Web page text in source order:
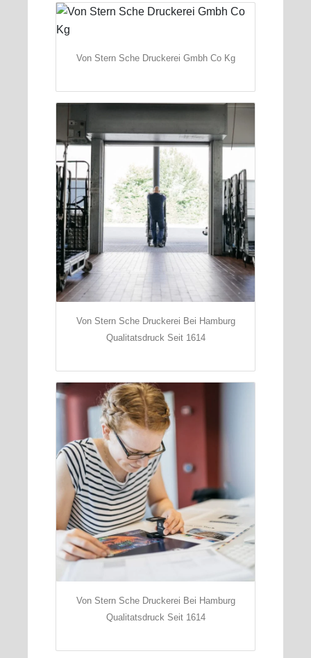
Von Stern Sche Druckerei Gmbh Co Kg
Von Stern Sche Druckerei Bei Hamburg
Qualitatsdruck Seit 1614
Von Stern Sche Druckerei Bei Hamburg
Qualitatsdruck Seit 1614